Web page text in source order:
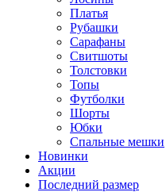
Платья
Рубашки
Сарафаны
Свитшоты
Толстовки
Топы
Футболки
Шорты
Юбки
Спальные мешки
Новинки
Акции
Последний размер